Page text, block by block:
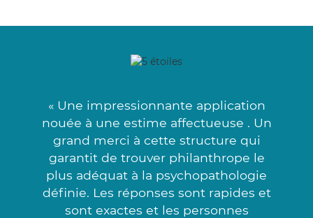
« Une impressionnante application
nouée à une estime affectueuse . Un
grand merci à cette structure qui
garantit de trouver philanthrope le
plus adéquat à la psychopathologie
définie. Les réponses sont rapides et
sont exactes et les personnes